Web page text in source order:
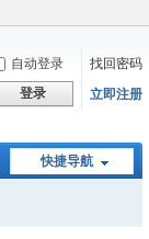
自动登录
找回密码
登录 立即注册
快捷导航